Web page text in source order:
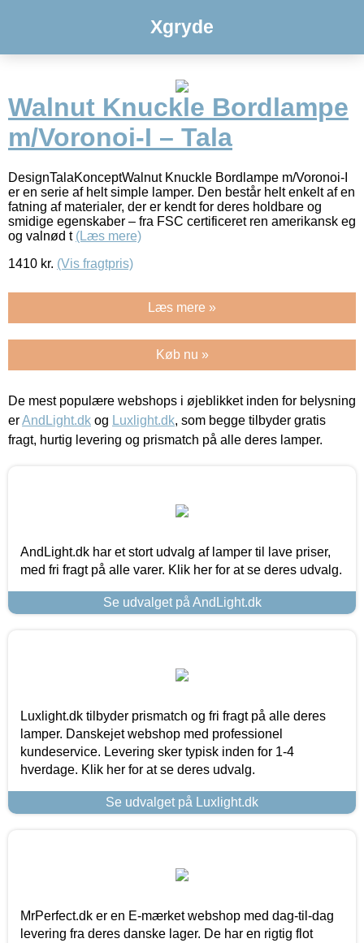
Xgryde
Walnut Knuckle Bordlampe
m/Voronoi-I – Tala
DesignTalaKonceptWalnut Knuckle Bordlampe m/Voronoi-I
er en serie af helt simple lamper. Den består helt enkelt af en
fatning af materialer, der er kendt for deres holdbare og
smidige egenskaber – fra FSC certificeret ren amerikansk eg
og valnød t (Læs mere)
1410 kr. (Vis fragtpris)
Læs mere »
Køb nu »
De mest populære webshops i øjeblikket inden for belysning
erAndLight.dk og Luxlight.dk, som begge tilbyder gratis
fragt, hurtig levering og prismatch på alle deres lamper.
AndLight.dk har et stort udvalg af lamper til lave priser,
med fri fragt på alle varer. Klik her for at se deres udvalg.
Se udvalget på AndLight.dk
Luxlight.dk tilbyder prismatch og fri fragt på alle deres
lamper. Danskejet webshop med professionel
kundeservice. Levering sker typisk inden for 1-4
hverdage. Klik her for at se deres udvalg.
Se udvalget på Luxlight.dk
MrPerfect.dk er en E-mærket webshop med dag-til-dag
levering fra deres danske lager. De har en rigtig flot